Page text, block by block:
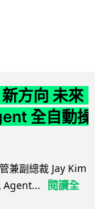
方向 未來
全自動操
兼副總裁 Jay Kim
Agent...
閱讀全